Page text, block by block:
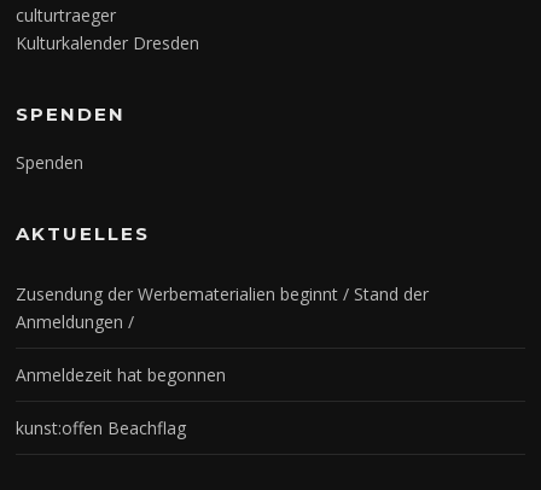
culturtraeger
Kulturkalender Dresden
SPENDEN
Spenden
AKTUELLES
Zusendung der Werbematerialien beginnt / Stand der
Anmeldungen /
Anmeldezeit hat begonnen
kunst:offen Beachflag